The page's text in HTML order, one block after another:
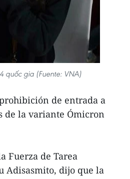
quốc gia (Fuente: VNA)
de entrada a
de la variante Ómicron
Fuerza de Tarea
Adisasmito, dijo que la